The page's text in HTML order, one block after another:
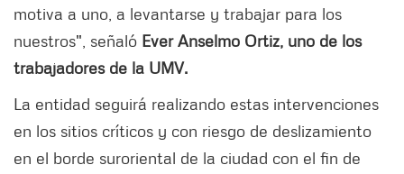
motiva a uno, a levantarse y trabajar para los
nuestros", señaló Ever Anselmo Ortiz, uno de los
trabajadores de la UMV.
La entidad seguirá realizando estas intervenciones
en los sitios críticos y con riesgo de deslizamiento
en el borde suroriental de la ciudad con el fin de